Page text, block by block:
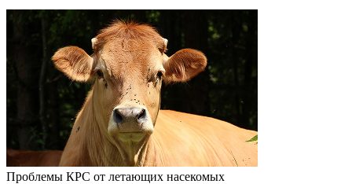
Проблемы КРС от летающих насекомых